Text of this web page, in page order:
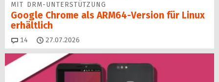
MIT DRM-UNTERSTÜTZUNG
Google Chrome als ARM64-Version für Linux
erhältlich
14 Kommentare
27.07.2026